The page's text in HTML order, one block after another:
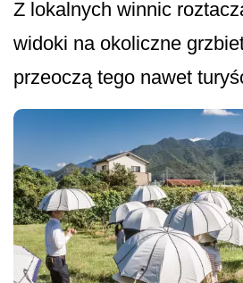
Z lokalnych winnic
widoki na okoliczne
przeoczą tego nawet